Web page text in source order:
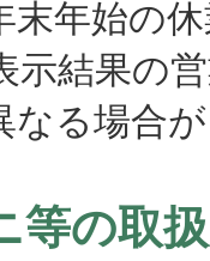
年始の
示結果の
る場合が
等の取